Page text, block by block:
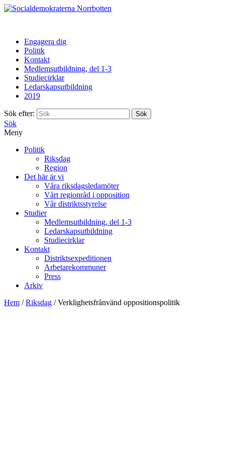
Norrbotten
Engagera dig
Politik
Kontakt
Medlemsutbildning, del 1-3
Studiecirklar
Ledarskapsutbildning
2019
Sök efter:
Sök
Meny
Politik
Riksdag
Region
Det här är vi
Våra riksdagsledamöter
Vårt regionråd i opposition
Vår distriktsstyrelse
Studier
Medlemsutbildning, del 1-3
Ledarskapsutbildning
Studiecirklar
Kontakt
Distriktsexpeditionen
Arbetarekommuner
Press
Arkiv
Hem /Riksdag /Verklighetsfrånvänd oppositionspolitik